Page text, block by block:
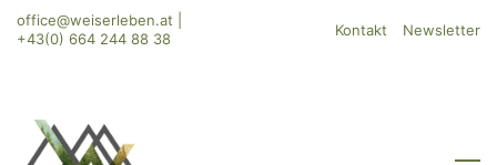
office@weiserleben.at
+43(0) 664 244 88 38
Kontakt Newsletter